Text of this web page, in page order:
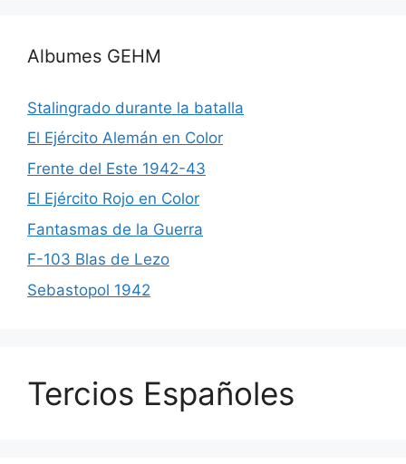
Albumes GEHM
Stalingrado durante la batalla
El Ejército Alemán en Color
Frente del Este 1942-43
El Ejército Rojo en Color
Fantasmas de la Guerra
F-103 Blas de Lezo
Sebastopol 1942
Tercios Españoles